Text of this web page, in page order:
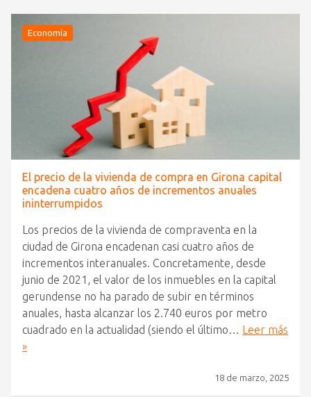
Economía
El precio de la vivienda de compra en Girona capital
encadena cuatro años de incrementos anuales
ininterrumpidos
Los precios de la vivienda de compraventa en la
ciudad de Girona encadenan casi cuatro años de
incrementos interanuales. Concretamente, desde
junio de 2021, el valor de los inmuebles en la capital
gerundense no ha parado de subir en términos
anuales, hasta alcanzar los 2.740 euros por metro
cuadrado en la actualidad (siendo el último… Leer más
»
18 de marzo, 2025